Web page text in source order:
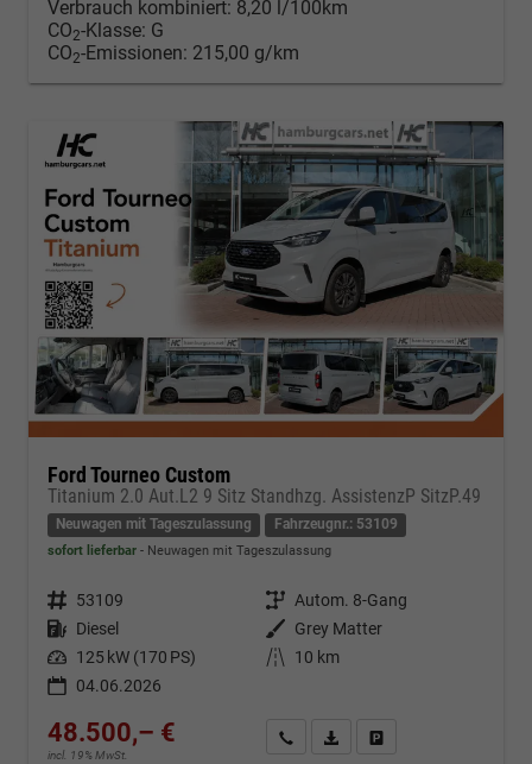
Verbrauch kombiniert: 8,20 l/100km
CO2-Klasse: G
CO2-Emissionen: 215,00 g/km
Ford Tourneo Custom
Titanium 2.0 Aut.L2 9 Sitz Standhzg. AssistenzP SitzP.49
Neuwagen mit Tageszulassung Fahrzeugnr.: 53109
sofort lieferbar Neuwagen mit Tageszulassung
Fahrzeugnr. 53109 Getriebe Autom. 8-Gang
Kraftstoff Diesel Außenfarbe
Grey Matter
Leistung 125 kW (170 PS) Kilometerstand
10 km
04.06.2026
48.500,– €
incl. 19% MwSt.
Kontakt & Angebot anfordern
PDF-Datei, Fahrzeugexposé